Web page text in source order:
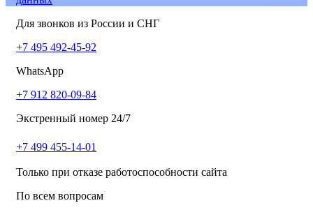
Для звонков из России и СНГ
+7 495 492-45-92
WhatsApp
+7 912 820-09-84
Экстренный номер 24/7
+7 499 455-14-01
Только при отказе работоспособности сайта
По всем вопросам